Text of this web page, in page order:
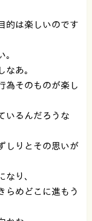
的は楽しいのです
あ。
為そのものが楽し
いるんだろうな
しりとその思いが
り、
らめどこに進もう